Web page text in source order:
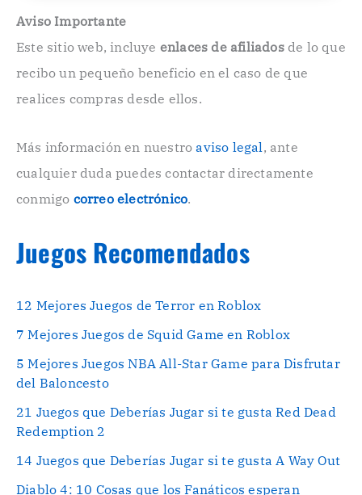
e
t
ó
n
o
.
Aviso Importante
Este sitio web, incluye enlaces de afiliadosde lo que
recibo un pequeño beneficio en el caso de que
realices compras desde ellos.
Más información en nuestroaviso legal, ante
cualquier duda puedes contactar directamente
conmigo correo electrónico.
Juegos Recomendados
12 Mejores Juegos de Terror en Roblox
7 Mejores Juegos de Squid Game en Roblox
5 Mejores Juegos NBA All-Star Game para Disfrutar
del Baloncesto
21 Juegos que Deberías Jugar si te gusta Red Dead
Redemption 2
14 Juegos que Deberías Jugar si te gusta A Way Out
Diablo 4: 10 Cosas que los Fanáticos esperan